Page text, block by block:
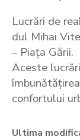
Lucrări de
dul Mihai
– Piața Gării.
Aceste
confortului
Ultima